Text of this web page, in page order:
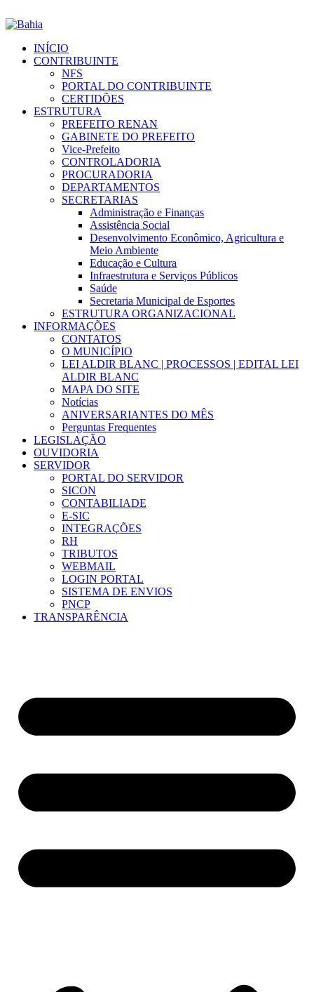
INÍCIO
CONTRIBUINTE
NFS
PORTAL DO CONTRIBUINTE
CERTIDÕES
ESTRUTURA
PREFEITO RENAN
GABINETE DO PREFEITO
Vice-Prefeito
CONTROLADORIA
PROCURADORIA
DEPARTAMENTOS
SECRETARIAS
Administração e Finanças
Assistência Social
Desenvolvimento Econômico, Agricultura e
Meio Ambiente
Educação e Cultura
Infraestrutura e Serviços Públicos
Saúde
Secretaria Municipal de Esportes
ESTRUTURA ORGANIZACIONAL
INFORMAÇÕES
CONTATOS
O MUNICÍPIO
LEI ALDIR BLANC | PROCESSOS | EDITAL LEI
ALDIR BLANC
MAPA DO SITE
Notícias
ANIVERSARIANTES DO MÊS
Perguntas Frequentes
LEGISLAÇÃO
OUVIDORIA
SERVIDOR
PORTAL DO SERVIDOR
SICON
CONTABILIADE
E-SIC
INTEGRAÇÕES
RH
TRIBUTOS
WEBMAIL
LOGIN PORTAL
SISTEMA DE ENVIOS
PNCP
TRANSPARÊNCIA